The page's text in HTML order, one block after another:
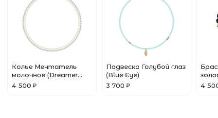
Колье Мечтатель
молочное (Dreamer
Milk)
4 500 ₽
Подвеска Голубой глаз
(Blue Eye)
3 700 ₽
Gold)
4